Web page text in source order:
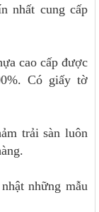
nhất cung cấp
cao cấp được
Có giấy tờ
trải sàn luôn
những mẫu